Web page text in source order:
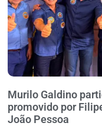
Murilo Galdino
promovido por
João Pessoa